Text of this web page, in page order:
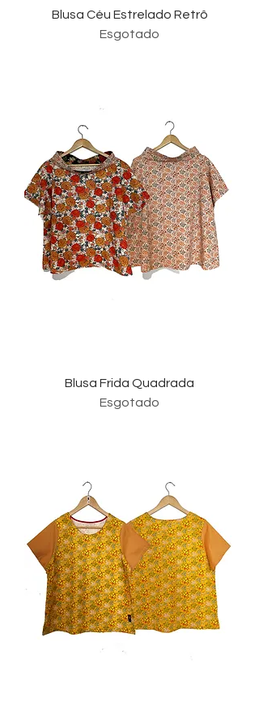
Blusa Céu Estrelado Retrô
Esgotado
Blusa Frida Quadrada
Esgotado